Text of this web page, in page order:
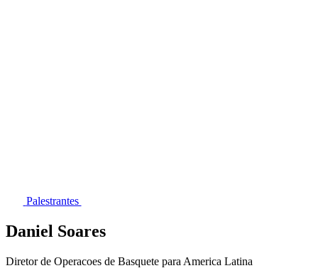
Palestrantes
Daniel Soares
Diretor de Operacoes de Basquete para America Latina